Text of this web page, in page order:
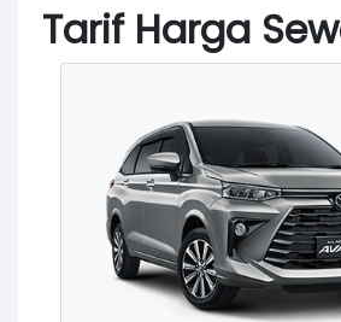
Tarif Harga